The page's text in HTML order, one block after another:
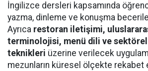
İngilizce dersleri kapsamında
yazma, dinleme ve konuşma
Ayrıca restoran iletişimi,
terminolojisi, menü dili ve
teknikleri üzerine verilecek
mezunların küresel ölçekte rekabet